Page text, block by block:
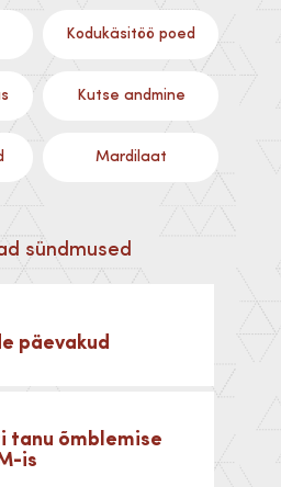
Kodukäsitöö poed
Kutse andmine
Mardilaat
sündmused
päevakud
tanu õmblemise
is